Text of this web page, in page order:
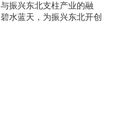
振兴东北支柱产业的融
水蓝天，为振兴东北开创